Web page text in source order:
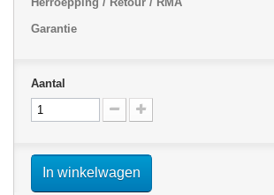
Garantie
Aantal
In winkelwagen